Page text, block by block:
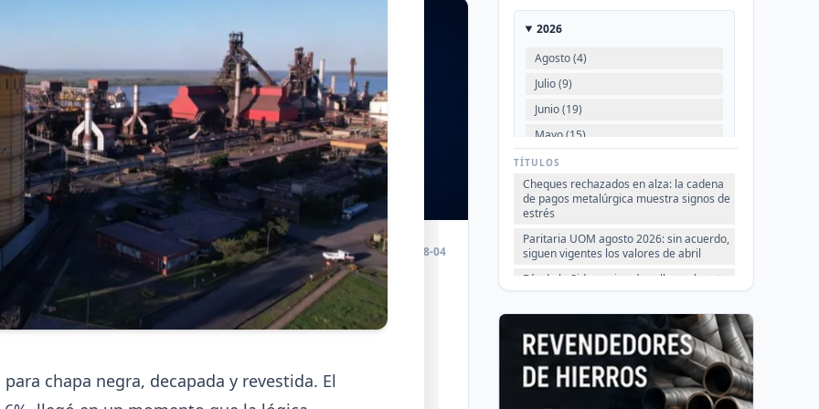
07 UOM 2026-08-04
Paritaria UOM agosto 2026: sin
acuerdo, siguen vigentes los valores
de abril
Agosto se liquida con los valores de abril: IMGR
2026
Agosto (4)
Julio (9)
Junio (19)
Mayo (15)
Abril (16)
Marzo (6)
Febrero (4)
Enero (2)
VER TODO
TÍTULOS
Cheques rechazados en alza: la cadena
de pagos metalúrgica muestra signos de
estrés
Paritaria UOM agosto 2026: sin acuerdo,
siguen vigentes los valores de abril
Día de la Siderurgia: cómo llega el sector
al aniversario 78 del legado de Savio
Perfiles.com.ar abrió su tercera sucursal
en zona norte: llegó a San Isidro
Informe ADIMRA junio 2026: la
producción metalúrgica cayó 4,6%
Producción Mundial de Acero – Junio
chapa negra, decapada y revestida. El